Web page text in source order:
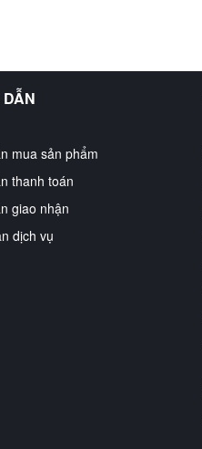
mua sản phẩm
thanh toán
giao nhận
dịch vụ